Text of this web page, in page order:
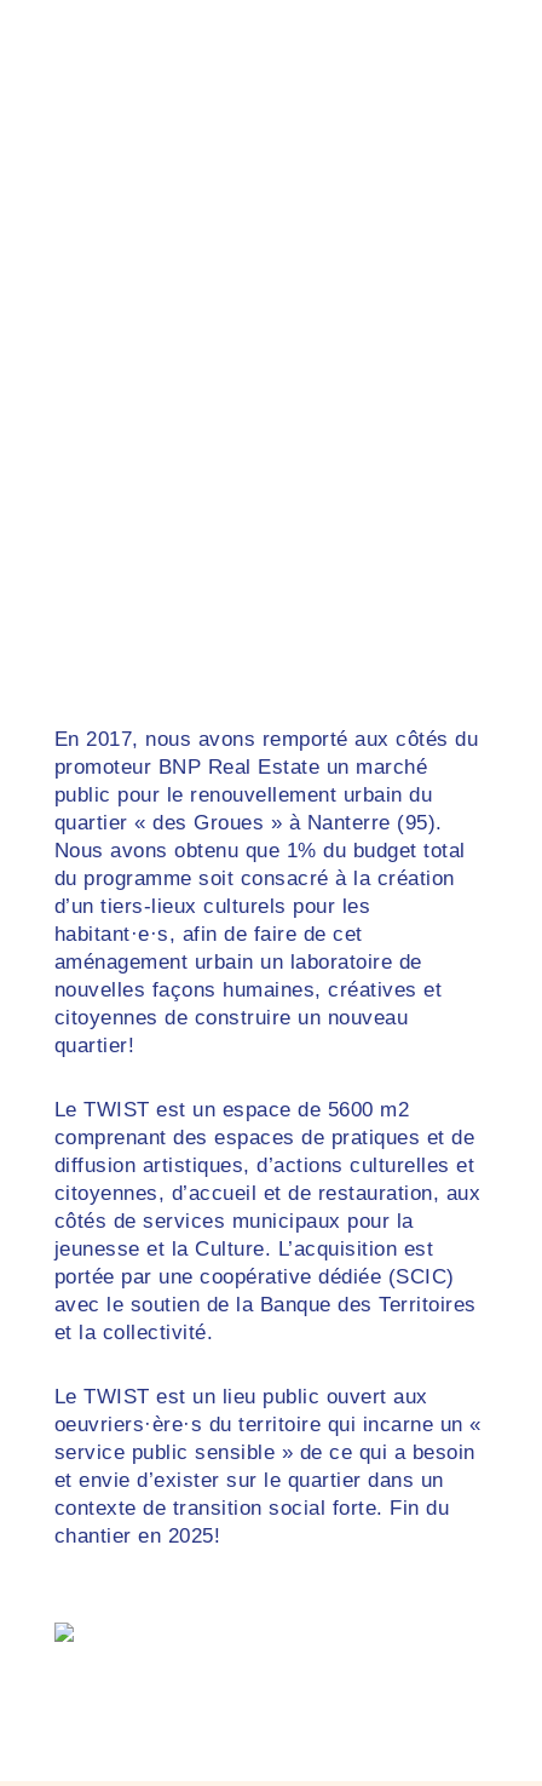
En 2017, nous avons remporté aux côtés du
promoteur BNP Real Estate un marché
public pour le renouvellement urbain du
quartier « des Groues » à Nanterre (95).
Nous avons obtenu que 1% du budget total
du programme soit consacré à la création
d’un tiers-lieux culturels pour les
habitant·e·s, afin de faire de cet
aménagement urbain un laboratoire de
nouvelles façons humaines, créatives et
citoyennes de construire un nouveau
quartier!
Le TWIST est un espace de 5600 m2
comprenant des espaces de pratiques et de
diffusion artistiques, d’actions culturelles et
citoyennes, d’accueil et de restauration, aux
côtés de services municipaux pour la
jeunesse et la Culture. L’acquisition est
portée par une coopérative dédiée (SCIC)
avec le soutien de la Banque des Territoires
et la collectivité.
Le TWIST est un lieu public ouvert aux
oeuvriers·ère·s du territoire qui incarne un «
service public sensible » de ce qui a besoin
et envie d’exister sur le quartier dans un
contexte de transition social forte. Fin du
chantier en 2025!